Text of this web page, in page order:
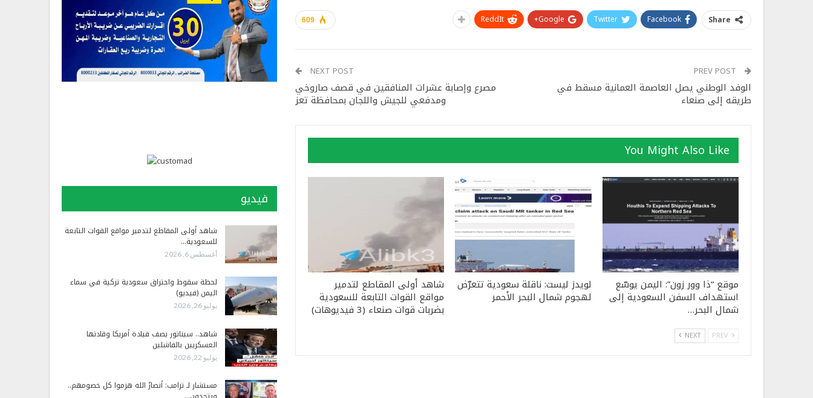
609 Share
Facebook
Twitter
Google+
ReddIt
الوفد الوطني يصل العاصمة العمانية مسقط في
طريقه إلى صنعاء
NEXT POST
مصرع وإصابة عشرات المنافقين في قصف صاروخي
ومدفعي للجيش واللجان بمحافظة تعز
You Might Also Like
موقع “ذا وور زون”: اليمن يوسّع
استهداف السفن السعودية إلى
شمال البحر…
لويدز ليست: ناقلة سعودية تتعرّض
لهجوم شمال البحر الأحمر
شاهد أولى المقاطع لتدمير
مواقع القوات التابعة للسعودية
بضربات قوات صنعاء (3 فيديوهات)
NEXT
فيديو
شاهد أولى المقاطع لتدمير مواقع القوات التابعة
للسعودية…
أغسطس 6, 2026
لحظة سقوط واحتراق سعودية تركية في سماء
اليمن (فيديو)
يوليو 26, 2026
شاهد.. سيناتور يصف قيادة أمريكا وقادتها
العسكريين بالفاشلين
يوليو 22, 2026
مستشار لـ ترامب: أنصارُ الله هزموا كل خصومهم..